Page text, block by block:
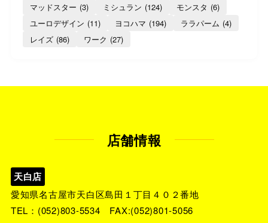
マッドスター (3) ミシュラン (124) モンスタ (6)
ユーロデザイン (11) ヨコハマ (194) ララパーム (4)
レイズ (86) ワーク (27)
店舗情報
天白店
愛知県名古屋市天白区島田１丁目４０２番地
TEL： (052)803-5534 FAX:(052)801-5056